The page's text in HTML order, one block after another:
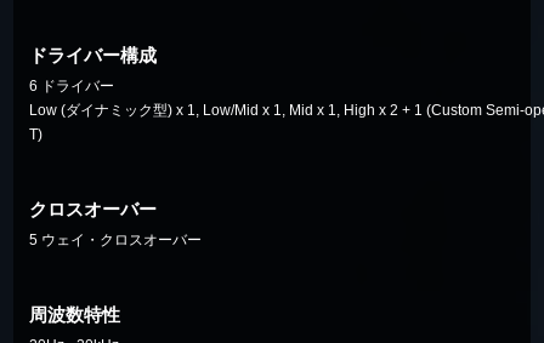
ドライバー構成
6 ドライバー
Low (ダイナミック型) x 1, Low/Mid x 1, Mid x 1, High x 2 + 1 (Custom Semi-
T)
クロスオーバー
5 ウェイ・クロスオーバー
周波数特性